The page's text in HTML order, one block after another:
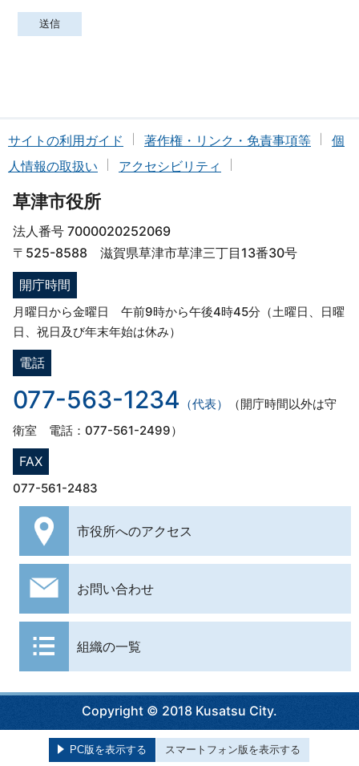
サイトの利用ガイド 著作権・リンク・免責事項等
個
人情報の取扱い
アクセシビリティ
草津市役所
法人番号 7000020252069
〒525-8588 滋賀県草津市草津三丁目13番30号
開庁時間
月曜日から金曜日 午前9時から午後4時45分（土曜日、日曜
日、祝日及び年末年始は休み）
電話
077-563-1234 （代表）
（開庁時間以外は守
衛室 電話：077-561-2499）
FAX
077-561-2483
市役所へのアクセス
お問い合わせ
組織の一覧
Copyright © 2018 Kusatsu City.
PC版を表示する スマートフォン版を表示する